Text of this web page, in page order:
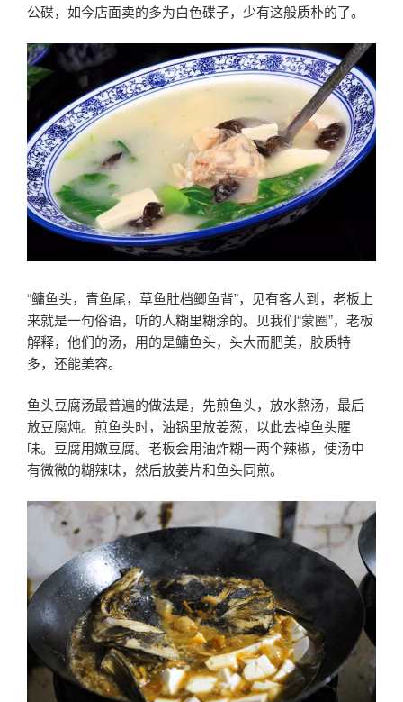
公碟，如今店面卖的多为白色碟子，少有这般质朴的了。
“鳙鱼头，青鱼尾，草鱼肚档鲫鱼背”，见有客人到，老板上
来就是一句俗语，听的人糊里糊涂的。见我们“蒙圈”，老板
解释，他们的汤，用的是鳙鱼头，头大而肥美，胶质特
多，还能美容。
鱼头豆腐汤最普遍的做法是，先煎鱼头，放水熬汤，最后
放豆腐炖。煎鱼头时，油锅里放姜葱，以此去掉鱼头腥
味。豆腐用嫩豆腐。老板会用油炸糊一两个辣椒，使汤中
有微微的糊辣味，然后放姜片和鱼头同煎。